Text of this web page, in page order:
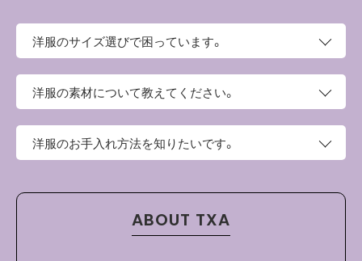
洋服のサイズ選びで困っています。
このページの上部にサイズという項目がございます。そち
らにサイズ表がございますので、お手持ちの洋服と比較し
洋服の素材について教えてください。
綿100%の天竺素材を使用しています。やや厚みがあり、ハ
リのある生地感が特徴です。
洋服のお手入れ方法を知りたいです。
・洗濯やクリーニングの際はネットを使用し、他のものと分
けて洗ってください。
ABOUT TXA